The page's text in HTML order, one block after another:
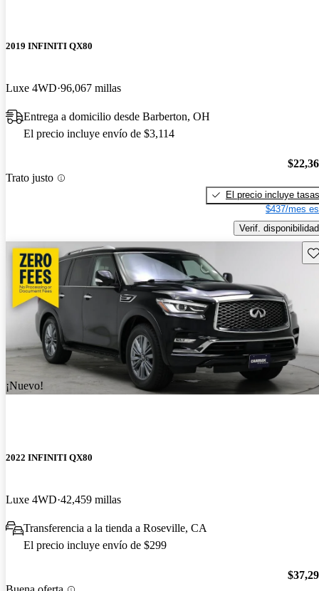
2019 INFINITI QX80
Luxe 4WD 96,067 millas
Entrega a domicilio desde Barberton, OH
El precio incluye envío de $3,114
Trato justo
El precio incluye tasas
$437/mes
Verif. disponibilidad
¡Nuevo!
2022 INFINITI QX80
Luxe 4WD 42,459 millas
Transferencia a la tienda a Roseville, CA
El precio incluye envío de $299